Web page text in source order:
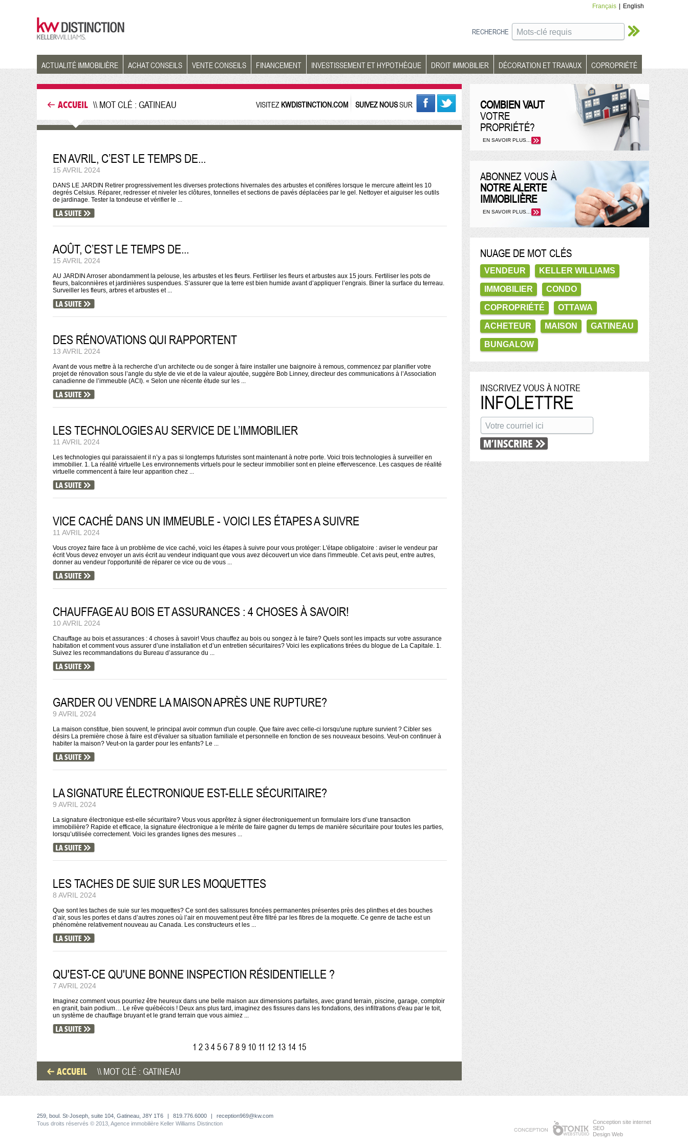
Français English
RECHERCHE
ACTUALITÉ IMMOBILIÈRE ACHAT CONSEILS VENTE CONSEILS FINANCEMENT INVESTISSEMENT ET HYPOTHÈQUE DROIT IMMOBILIER DÉCORATION ET TRAVAUX COPROPRIÉTÉ
ACCUEIL \\ MOT CLÉ : GATINEAU VISITEZKWDISTINCTION.COM SUIVEZ NOUSSUR
EN AVRIL, C’EST LE TEMPS DE...
15 AVRIL 2024
DANS LE JARDIN Retirer progressivement les diverses protections hivernales des arbustes et conifères lorsque le mercure atteint les 10
degrés Celsius. Réparer, redresser et niveler les clôtures, tonnelles et sections de pavés déplacées par le gel. Nettoyer et aiguiser les outils
de jardinage. Tester la tondeuse et vérifier le ...
AOÛT, C’EST LE TEMPS DE...
15 AVRIL 2024
AU JARDIN Arroser abondamment la pelouse, les arbustes et les fleurs. Fertiliser les fleurs et arbustes aux 15 jours. Fertiliser les pots de
fleurs, balconnières et jardinières suspendues. S’assurer que la terre est bien humide avant d’appliquer l’engrais. Biner la surface du terreau.
Surveiller les fleurs, arbres et arbustes et ...
DES RÉNOVATIONS QUI RAPPORTENT
13 AVRIL 2024
Avant de vous mettre à la recherche d’un architecte ou de songer à faire installer une baignoire à remous, commencez par planifier votre
projet de rénovation sous l’angle du style de vie et de la valeur ajoutée, suggère Bob Linney, directeur des communications à l’Association
canadienne de l’immeuble (ACI). « Selon une récente étude sur les ...
LES TECHNOLOGIES AU SERVICE DE L’IMMOBILIER
11 AVRIL 2024
Les technologies qui paraissaient il n’y a pas si longtemps futuristes sont maintenant à notre porte. Voici trois technologies à surveiller en
immobilier. 1. La réalité virtuelle Les environnements virtuels pour le secteur immobilier sont en pleine effervescence. Les casques de réalité
virtuelle commencent à faire leur apparition chez ...
VICE CACHÉ DANS UN IMMEUBLE - VOICI LES ÉTAPES A SUIVRE
11 AVRIL 2024
Vous croyez faire face à un problème de vice caché, voici les étapes à suivre pour vous protéger: L'étape obligatoire : aviser le vendeur par
écrit Vous devez envoyer un avis écrit au vendeur indiquant que vous avez découvert un vice dans l'immeuble. Cet avis peut, entre autres,
donner au vendeur l'opportunité de réparer ce vice ou de vous ...
CHAUFFAGE AU BOIS ET ASSURANCES : 4 CHOSES À SAVOIR!
10 AVRIL 2024
Chauffage au bois et assurances : 4 choses à savoir! Vous chauffez au bois ou songez à le faire? Quels sont les impacts sur votre assurance
habitation et comment vous assurer d’une installation et d’un entretien sécuritaires? Voici les explications tirées du blogue de La Capitale. 1.
Suivez les recommandations du Bureau d’assurance du ...
GARDER OU VENDRE LA MAISON APRÈS UNE RUPTURE?
9 AVRIL 2024
La maison constitue, bien souvent, le principal avoir commun d'un couple. Que faire avec celle-ci lorsqu'une rupture survient ? Cibler ses
désirs La première chose à faire est d'évaluer sa situation familiale et personnelle en fonction de ses nouveaux besoins. Veut-on continuer à
habiter la maison? Veut-on la garder pour les enfants? Le ...
LA SIGNATURE ÉLECTRONIQUE EST-ELLE SÉCURITAIRE?
9 AVRIL 2024
La signature électronique est-elle sécuritaire? Vous vous apprêtez à signer électroniquement un formulaire lors d’une transaction
immobilière? Rapide et efficace, la signature électronique a le mérite de faire gagner du temps de manière sécuritaire pour toutes les parties,
lorsqu’utilisée correctement. Voici les grandes lignes des mesures ...
LES TACHES DE SUIE SUR LES MOQUETTES
8 AVRIL 2024
Que sont les taches de suie sur les moquettes? Ce sont des salissures foncées permanentes présentes près des plinthes et des bouches
d’air, sous les portes et dans d’autres zones où l’air en mouvement peut être filtré par les fibres de la moquette. Ce genre de tache est un
phénomène relativement nouveau au Canada. Les constructeurs et les ...
QU'EST-CE QU'UNE BONNE INSPECTION RÉSIDENTIELLE ?
7 AVRIL 2024
Imaginez comment vous pourriez être heureux dans une belle maison aux dimensions parfaites, avec grand terrain, piscine, garage, comptoir
en granit, bain podium… Le rêve québécois ! Deux ans plus tard, imaginez des fissures dans les fondations, des infiltrations d'eau par le toit,
un système de chauffage bruyant et le grand terrain que vous aimiez ...
1 23456789 10 11 12 13 14 15
ACCUEIL \\ MOT CLÉ : GATINEAU
COMBIEN VAUT
VOTRE
PROPRIÉTÉ?
EN SAVOIR PLUS...
ABONNEZ VOUS À
NOTRE ALERTE
IMMOBILIÈRE
EN SAVOIR PLUS...
NUAGE DE MOT CLÉS
VENDEUR KELLER WILLIAMS
IMMOBILIER CONDO
COPROPRIÉTÉ OTTAWA
ACHETEUR MAISON GATINEAU
BUNGALOW
INSCRIVEZ VOUS À NOTRE
INFOLETTRE
259, boul. St-Joseph, suite 104, Gatineau, J8Y 1T6 | 819.776.6000 |
reception969@kw.com
Tous droits réservés © 2013, Agence immobilière Keller Williams Distinction
Conception site internet
SEO
Design Web